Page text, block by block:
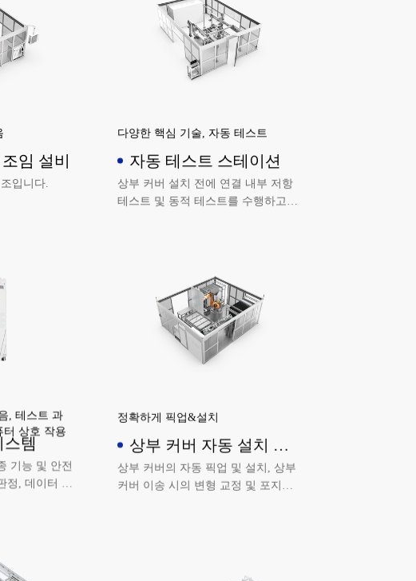
임 설비
입니다.
다양한 핵심 기술, 자동 테스트
자동 테스트 스테이션
상부 커버 설치 전에 연결 내부 저항
테스트 및 동적 테스트를 수행하고
, 테스트 과
터 상호 작용
스템
기능 및 안전
정, 데이터 기
정확하게 픽업&설치
상부 커버 자동 설치 설
비
상부 커버의 자동 픽업 및 설치, 상부
커버 이송 시의 변형 교정 및 포지셔